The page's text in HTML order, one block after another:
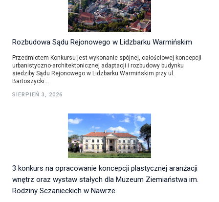
Rozbudowa Sądu Rejonowego w Lidzbarku Warmińskim
Przedmiotem Konkursu jest wykonanie spójnej, całościowej koncepcji
urbanistyczno-architektonicznej adaptacji i rozbudowy budynku
siedziby Sądu Rejonowego w Lidzbarku Warmińskim przy ul.
Bartoszycki...
SIERPIEŃ 3, 2026
3 konkurs na opracowanie koncepcji plastycznej aranżacji
wnętrz oraz wystaw stałych dla Muzeum Ziemiaństwa im.
Rodziny Sczanieckich w Nawrze